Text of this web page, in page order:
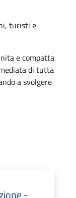
turisti e
e compatta
di tutta
a svolgere
-